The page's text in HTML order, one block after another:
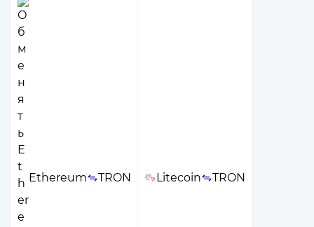
Ethereum TRON Litecoin TRON